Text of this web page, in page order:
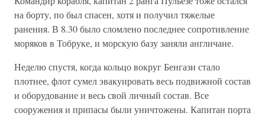
на борту, по был спасен, хотя и получил тяжелые
ранения. В 8.30 было сломлено последнее сопротивление
моряков в Тобруке, и морскую базу заняли англичане.
Неделю спустя, когда кольцо вокруг Бенгази стало
плотнее, флот сумел эвакуировать весь подвижной состав
и оборудование и весь свой личный состав. Все
сооружения и припасы были уничтожены. Капитан порта